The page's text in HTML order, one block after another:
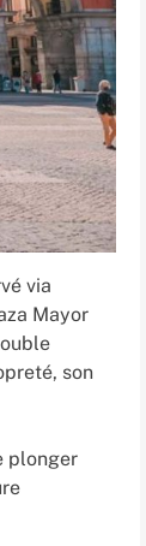
via
Mayor
son
plonger